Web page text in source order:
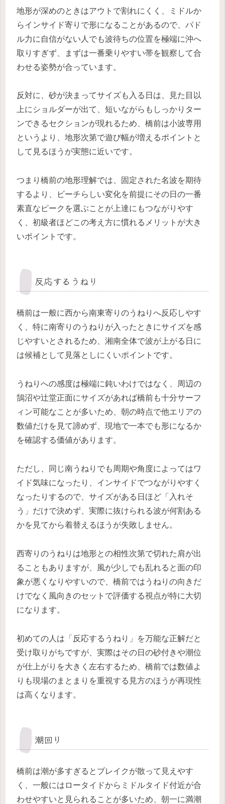
地形が深めのときはアウトで割れにくく、ミドルか
らインサイド寄りで形になることがあるので、パド
ル力に自信がない人でも波待ちの位置を極端に沖へ
取りすぎず、まずは一番乗りやすい帯を観察して合
わせる姿勢が合っています。
反対に、砂が決まってサイズも入る日は、見た目以
上にショルダーが出て、短いながらもしっかりター
ンできるセクションが現れるため、橋前は小波専用
というより、地形次第で遊び幅が増えるポイントと
して見るほうが実態に近いです。
つまり橋前の地形理解では、固定された名波を期待
するより、ビーチらしい変化を前提にその日の一番
素直なピークを選ぶことが上達にもつながりやす
く、初級者ほどこの考え方に慣れるメリットが大き
いポイントです。
反応するうねり
橋前は一般に西から南東寄りのうねりへ反応しやす
く、特に南寄りのうねりが入ったときにサイズを感
じやすいとされるため、湘南全体で波が上がる日に
は候補として見落としにくいポイントです。
うねりへの感度は極端に鈍いわけではなく、周辺の
鵠沼や辻堂正面にサイズがあれば橋前も十分サーフ
ィン可能なことが多いため、朝の時点で他エリアの
数値だけを見て諦めず、現地で一本でも形になるか
を確認する価値があります。
ただし、同じ南うねりでも周期や角度によってはワ
イド気味になったり、インサイドでつながりやすく
なったりするので、サイズがある日ほど「入れそ
う」だけで決めず、実際に抜けられる波が何割ある
かを見てから着替えるほうが失敗しません。
西寄りのうねりは地形との相性次第で切れた肩が出
ることもありますが、風が少しでも乱れると面の印
象が悪くなりやすいので、橋前ではうねりの向きだ
けでなく風向きのセットで評価する視点が特に大切
になります。
初めての人は「反応するうねり」を万能な正解だと
受け取りがちですが、実際はその日の砂付きや潮位
が仕上がりを大きく左右するため、橋前では数値よ
りも現場のまとまりを重視する見方のほうが再現性
は高くなります。
潮回り
橋前は潮が多すぎるとブレイクが散って見えやす
く、一般にはロータイドからミドルタイド付近が合
わせやすいと見られることが多いため、朝一に満潮